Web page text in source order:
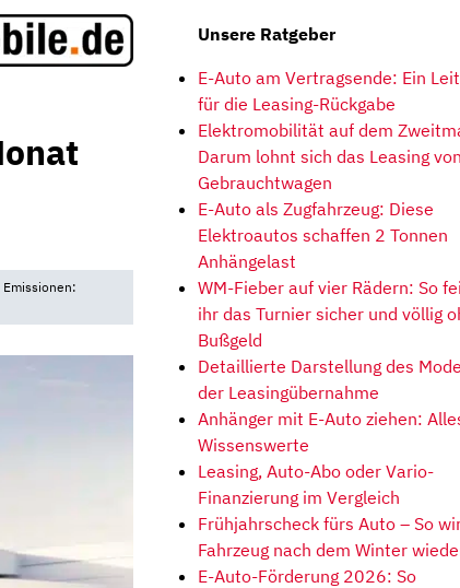
Unsere Ratgeber
E-Auto am Vertragsende: Ein
für die Leasing-Rückgabe
Elektromobilität auf dem
Darum lohnt sich das Leasing
Gebrauchtwagen
E-Auto als Zugfahrzeug: Diese
Elektroautos schaffen 2 Tonnen
Anhängelast
WM-Fieber auf vier Rädern: So
ihr das Turnier sicher und völlig
Bußgeld
Detaillierte Darstellung des
der Leasingübernahme
Anhänger mit E-Auto ziehen:
Wissenswerte
Leasing, Auto-Abo oder Vario-
Finanzierung im Vergleich
Frühjahrscheck fürs Auto – So
Fahrzeug nach dem Winter
E-Auto-Förderung 2026: So